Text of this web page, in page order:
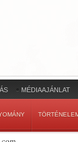
MÉDIAAJÁNLAT